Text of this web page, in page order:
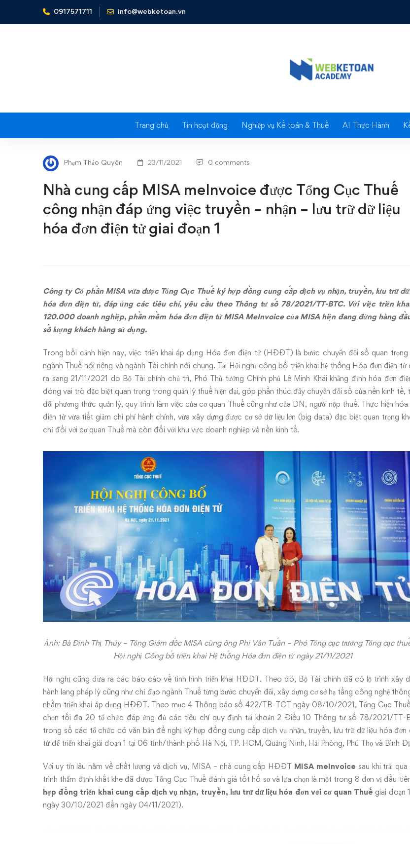
0917571711 info@webketoan.vn
Trang chủ Tin hoạt động Nghiệp vụ Kế toán & Thuế AI Thực Hành
Home Tin tức - Sự kiện Nhà cung cấp MISA meInvoice được Tổng Cục Thuế công nhận đáp ứng việc truyền –
Nhà
cung
cấp
MISA
meInvoice
Cục
Thuế
công
nhận
đáp
ứng
việc
nhận
–
lưu
trữ
dữ
liệu
hóa
đơn
tử
giai
đoạn
1
Phạm Thảo Quyên 23/11/2021 0 comments
Nhà cung cấp MISA meInvoice được Tổng Cục Thuế
công nhận đáp ứng việc truyền – nhận – lưu trữ dữ liệu
hóa đơn điện tử giai đoạn 1
Công ty Cổ phần MISA vừa được Tổng Cục Thuế ký hợp đồng cung cấp dịch vụ nhận, truyền, lưu trữ dữ
hóa đơn điện tử, đáp ứng các tiêu chí, yêu cầu theo Thông tư số 78/2021/TT-BTC. Với việc triển
120.000 doanh nghiệp, phần mềm hóa đơn điện tử MISA MeInvoice của MISA hiện đang đứng hàng
số lượng khách hàng sử dụng.
Trong bối cảnh hiện nay, việc triển khai áp dụng Hóa đơn điện tử (HĐĐT) là bước chuyển đổi số quan trọng
ngành Thuế nói riêng và ngành Tài chính nói chung. Tại Hội nghị công bố triển khai hệ thống Hóa đơn điện tử
ra sang 21/11/2021 do Bộ Tài chính chủ trì, Phó Thủ tướng Chính phủ Lê Minh Khái khẳng định hóa đơn
đóng vai trò đặc biệt quan trọng trong quản lý thuế hiện đại, góp phần thúc đẩy chuyển đổi số của nền kinh tế,
đổi phương thức quản lý, quy trình làm việc của cơ quan Thuế cũng như của DN, người nộp thuế. Thực hiện hóa
điện tử vừa tiết giảm chi phí hành chính, vừa xây dựng được cơ sở dữ liệu lớn (big data) đặc biệt quan trọng
chỉ đối với cơ quan Thuế mà còn đối với khu vực doanh nghiệp và nền kinh tế.
Ảnh: Bà Đinh Thị Thúy – Tổng Giám đốc MISA cùng ông Phi Vân Tuấn – Phó Tổng cục trưởng Tổng cục
Hội nghị Công bố triển khai Hệ thống Hóa đơn điện tử ngày 21/11/2021
Hội nghị cũng đưa ra các báo cáo về tình hình triển khai HĐĐT. Theo đó, Bộ Tài chính đã có lộ trình xây
hành lang pháp lý cũng như chỉ đạo ngành Thuế từng bước chuyển đổi, xây dựng cơ sở hạ tầng công nghệ
nhằm triển khai áp dụng HĐĐT. Theo mục 4 Thông báo số 422/TB-TCT ngày 08/10/2021, Tổng Cục
chọn tối đa 20 tổ chức đáp ứng đủ các tiêu chí quy định tại khoản 2 Điều 10 Thông tư số 78/2021/TT-
trong số các tổ chức có văn bản đề nghị ký hợp đồng cung cấp dịch vụ nhận, truyền, lưu trữ dữ liệu hóa đơn
tử để triển khai giải đoạn 1 tại 06 tỉnh/thành phố Hà Nội, TP. HCM, Quảng Ninh, Hải Phòng, Phú Thọ và Bình
Với uy tín lâu năm về chất lượng và dịch vụ, MISA – nhà cung cấp HĐĐT MISA meInvoice sau khi trải qua
trình thẩm định khắt khe đã được Tổng Cục Thuế đánh giá tốt hồ sơ và lựa chọn là một trong 8 đơn vị đầu
hợp đồng triển khai cung cấp dịch vụ nhận, truyền, lưu trữ dữ liệu hóa đơn với cơ quan Thuế giai đoạn
ngày 30/10/2021 đến ngày 04/11/2021).